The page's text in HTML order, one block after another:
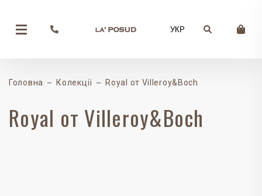
УКР
Головна Колекції Royal от Villeroy&Boch
Royal от Villeroy&Boch